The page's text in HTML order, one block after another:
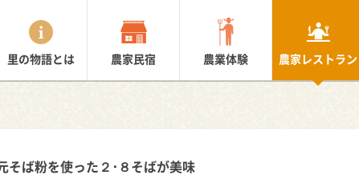
里の物語とは 農家民宿 農業体験 農家レストラン
そば粉を使った２･８そばが美味